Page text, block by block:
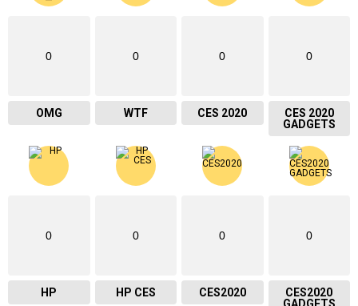
0
OMG
0
WTF
0
CES 2020
0
CES 2020
GADGETS
0
HP
0
HP CES
0
CES2020
0
CES2020
GADGETS